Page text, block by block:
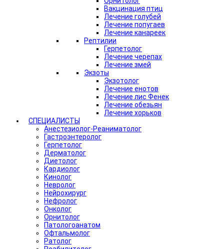
Вакцинация птиц
Лечение голубей
Лечение попугаев
Лечение канареек
Рептилии
Герпетолог
Лечение черепах
Лечение змей
Экзоты
Экзотолог
Лечение енотов
Лечение лис Фенек
Лечение обезьян
Лечение хорьков
СПЕЦИАЛИСТЫ
Анестезиолог-Реаниматолог
Гастроэнтеролог
Герпетолог
Дерматолог
Диетолог
Кардиолог
Кинолог
Невролог
Нейрохирург
Нефролог
Онколог
Орнитолог
Патологоанатом
Офтальмолог
Ратолог